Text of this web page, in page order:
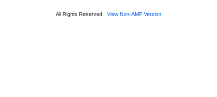
All Rights Reserved View Non-AMP Version